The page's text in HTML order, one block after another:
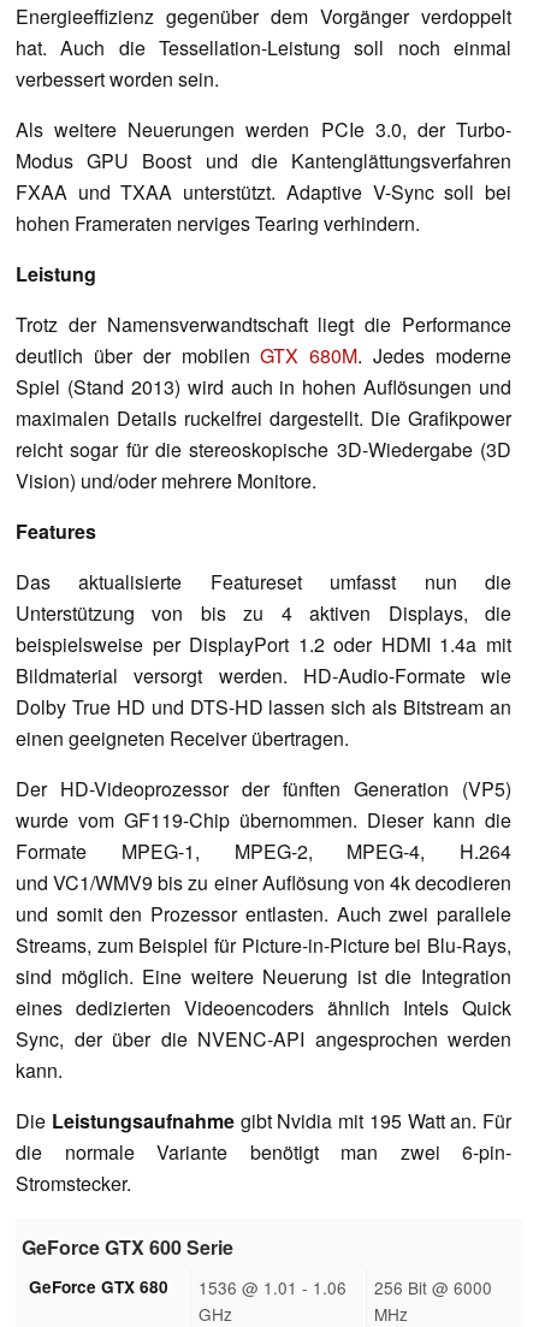
Energieeffizienz gegenüber dem Vorgänger verdoppelt
hat. Auch die Tessellation-Leistung soll noch einmal
verbessert worden sein.
Als weitere Neuerungen werden PCIe 3.0, der Turbo-
Modus GPU Boost und die Kantenglättungsverfahren
FXAA und TXAA unterstützt. Adaptive V-Sync soll bei
hohen Frameraten nerviges Tearing verhindern.
Leistung
Trotz der Namensverwandtschaft liegt die Performance
deutlich über der mobilenGTX 680M. Jedes moderne
Spiel (Stand 2013) wird auch in hohen Auflösungen und
maximalen Details ruckelfrei dargestellt. Die Grafikpower
reicht sogar für die stereoskopische 3D-Wiedergabe (3D
Vision) und/oder mehrere Monitore.
Features
Das aktualisierte Featureset umfasst nun die
Unterstützung von bis zu 4 aktiven Displays, die
beispielsweise per DisplayPort 1.2 oder HDMI 1.4a mit
Bildmaterial versorgt werden. HD-Audio-Formate wie
Dolby True HD und DTS-HD lassen sich als Bitstream an
einen geeigneten Receiver übertragen.
Der HD-Videoprozessor der fünften Generation (VP5)
wurde vom GF119-Chip übernommen. Dieser kann die
Formate MPEG-1, MPEG-2, MPEG-4, H.264
und VC1/WMV9 bis zu einer Auflösung von 4k decodieren
und somit den Prozessor entlasten. Auch zwei parallele
Streams, zum Beispiel für Picture-in-Picture bei Blu-Rays,
sind möglich. Eine weitere Neuerung ist die Integration
eines dedizierten Videoencoders ähnlich Intels Quick
Sync, der über die NVENC-API angesprochen werden
kann.
Die Leistungsaufnahmegibt Nvidia mit 195 Watt an. Für
die normale Variante benötigt man zwei 6-pin-
Stromstecker.
GeForce GTX 600 Serie
GeForce GTX 680
1536 @ 1.01 - 1.06
GHz
256 Bit @ 6000
MHz